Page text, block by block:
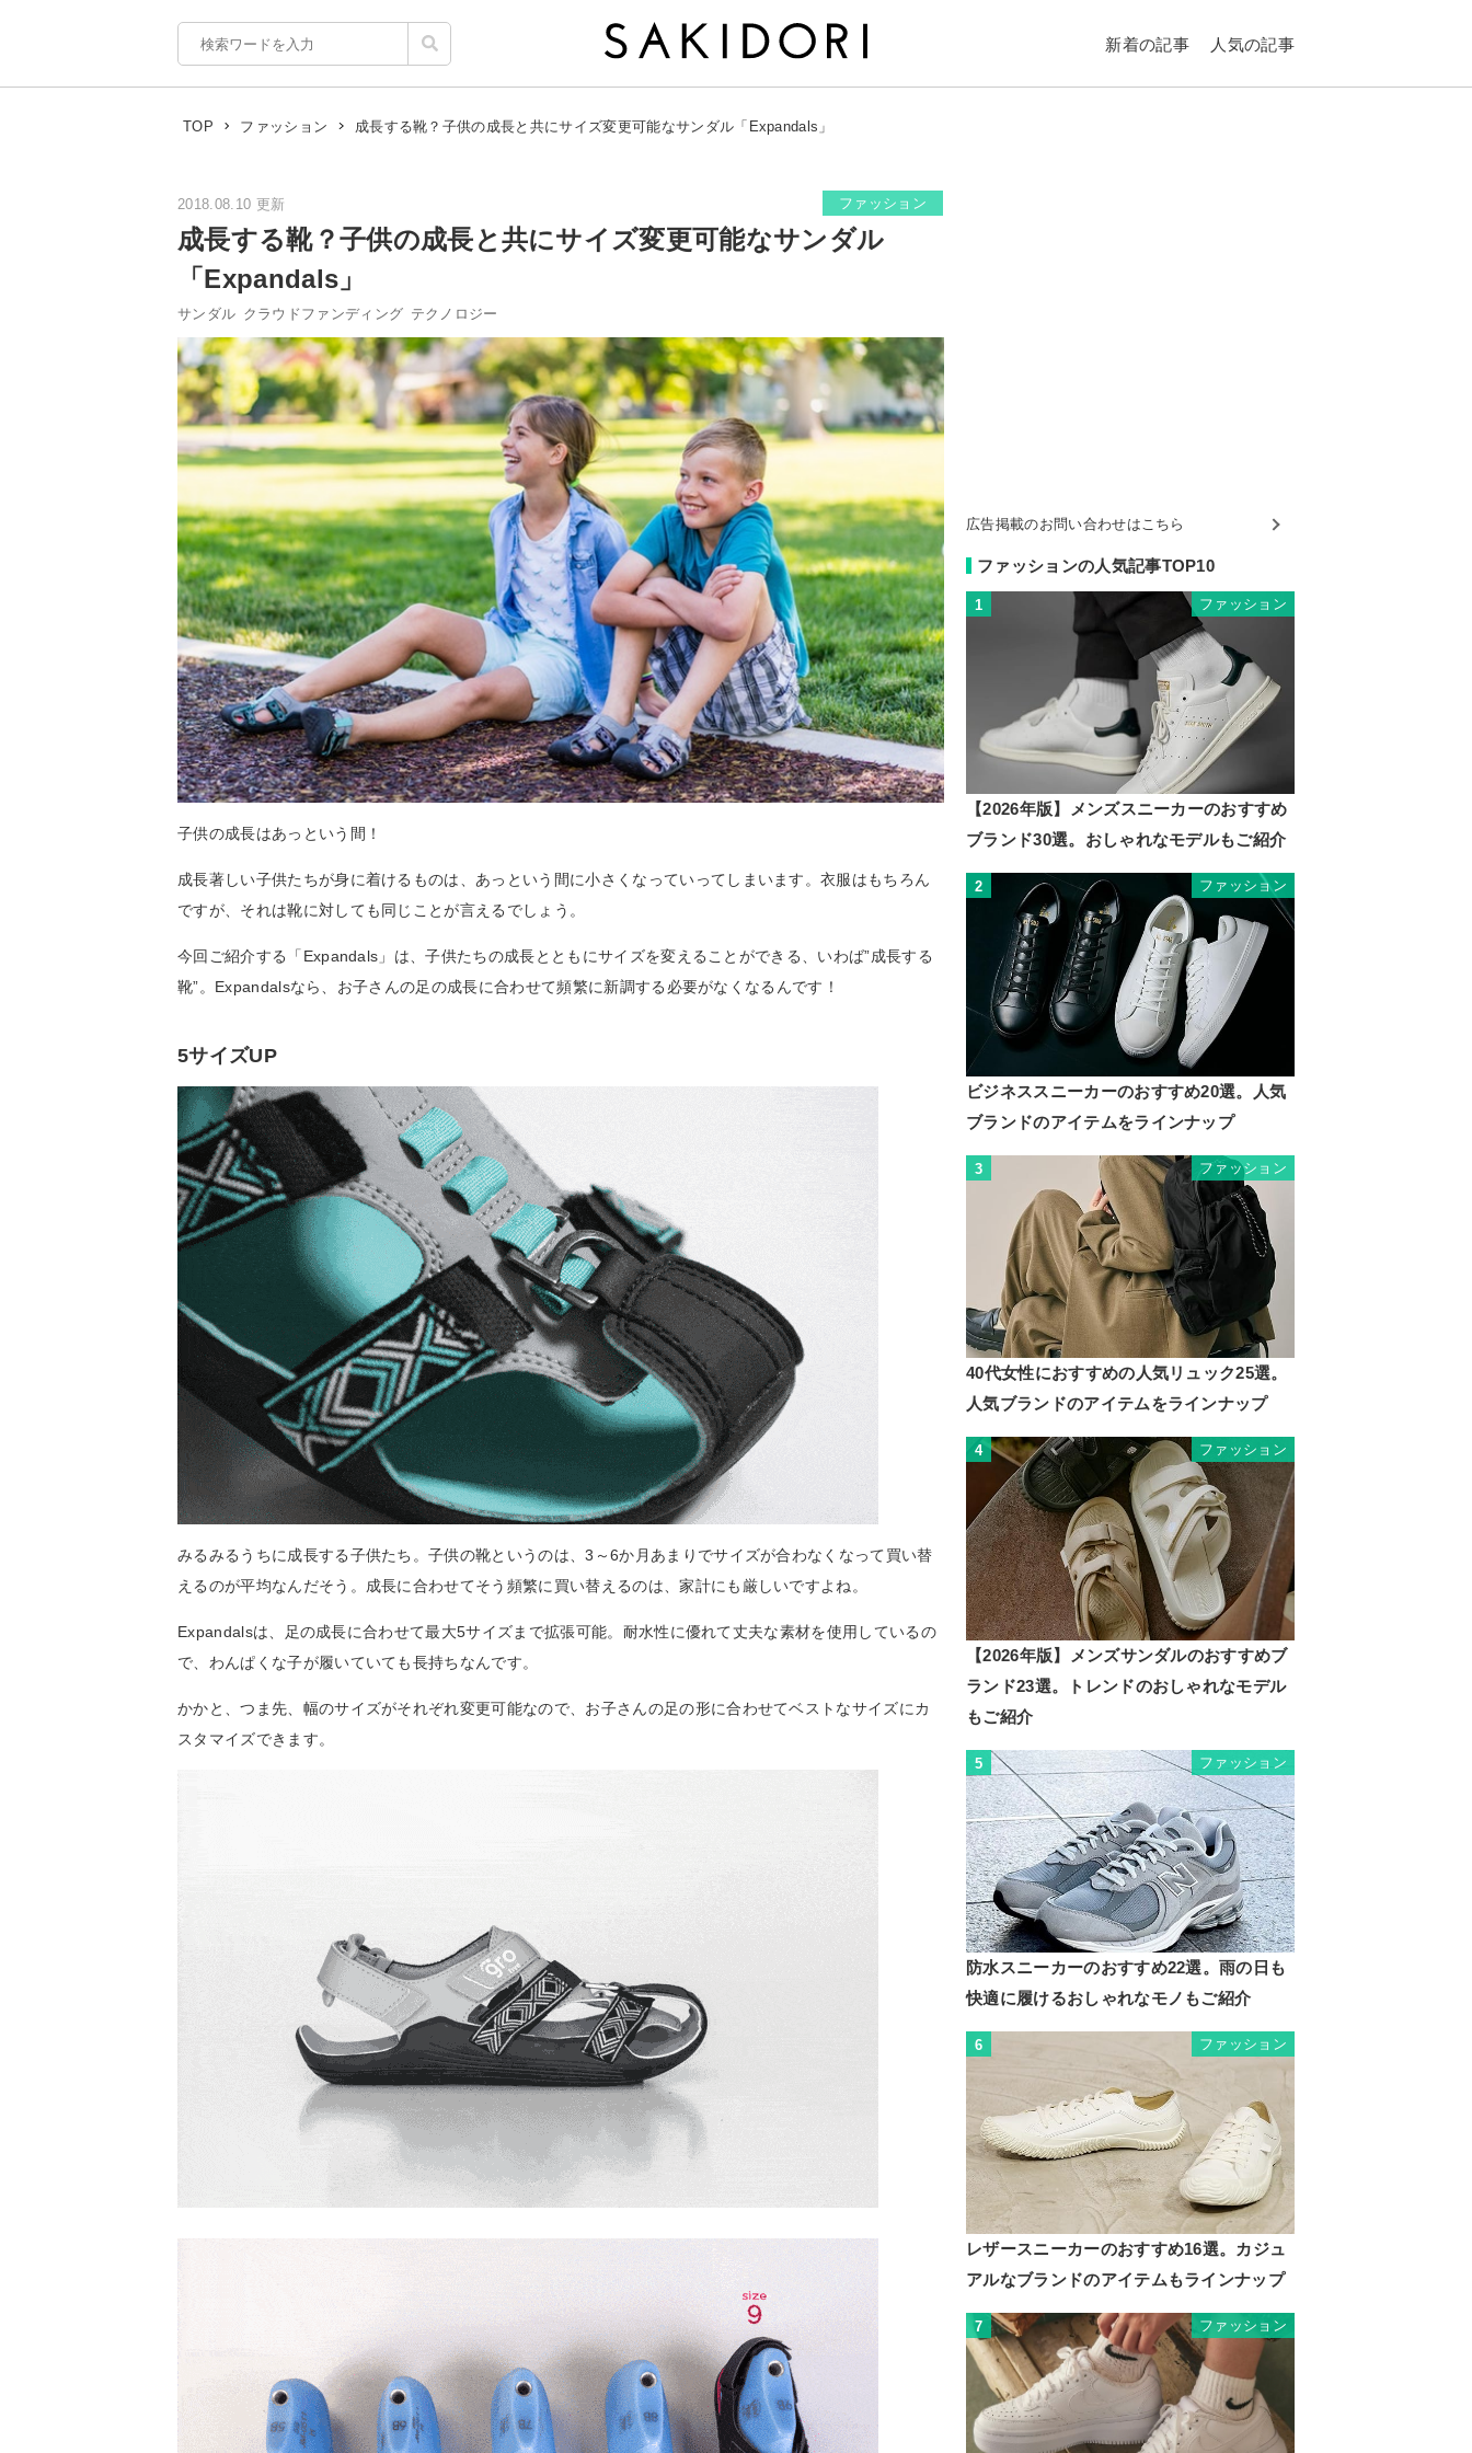
新着の記事 人気の記事
TOP ファッション 成長する靴？子供の成長と共にサイズ変更可能なサンダル「Expandals」
2018.08.10 更新 ファッション
成長する靴？子供の成長と共にサイズ変更可能なサンダル
「Expandals」
サンダル クラウドファンディング テクノロジー
子供の成長はあっという間！
成長著しい子供たちが身に着けるものは、あっという間に小さくなっていってしまいます。衣服はもちろん
ですが、それは靴に対しても同じことが言えるでしょう。
今回ご紹介する「Expandals」は、子供たちの成長とともにサイズを変えることができる、いわば”成長する
靴”。Expandalsなら、お子さんの足の成長に合わせて頻繁に新調する必要がなくなるんです！
5サイズUP
みるみるうちに成長する子供たち。子供の靴というのは、3～6か月あまりでサイズが合わなくなって買い替
えるのが平均なんだそう。成長に合わせてそう頻繁に買い替えるのは、家計にも厳しいですよね。
Expandalsは、足の成長に合わせて最大5サイズまで拡張可能。耐水性に優れて丈夫な素材を使用しているの
で、わんぱくな子が履いていても長持ちなんです。
かかと、つま先、幅のサイズがそれぞれ変更可能なので、お子さんの足の形に合わせてベストなサイズにカ
スタマイズできます。
広告掲載のお問い合わせはこちら
ファッションの人気記事TOP10
1 ファッション
【2026年版】メンズスニーカーのおすすめ
ブランド30選。おしゃれなモデルもご紹介
2 ファッション
ビジネススニーカーのおすすめ20選。人気
ブランドのアイテムをラインナップ
3 ファッション
40代女性におすすめの人気リュック25選。
人気ブランドのアイテムをラインナップ
4 ファッション
【2026年版】メンズサンダルのおすすめブ
ランド23選。トレンドのおしゃれなモデル
もご紹介
5 ファッション
防水スニーカーのおすすめ22選。雨の日も
快適に履けるおしゃれなモノもご紹介
6 ファッション
レザースニーカーのおすすめ16選。カジュ
アルなブランドのアイテムもラインナップ
7 ファッション